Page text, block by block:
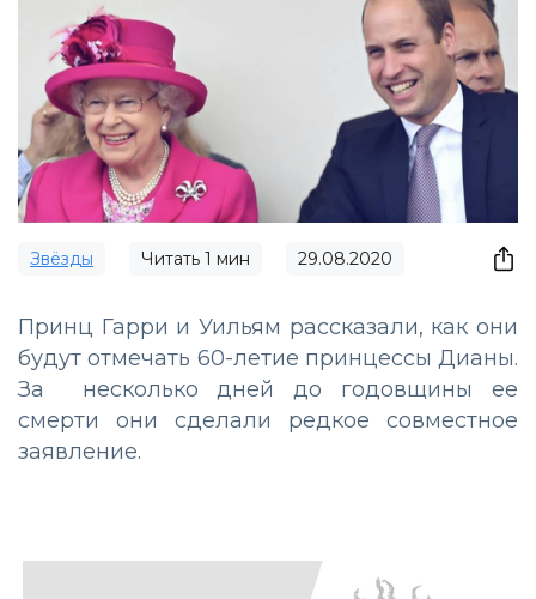
Звёзды Читать 1 мин 29.08.2020
Принц Гарри и Уильям рассказали, как они
будут отмечать 60-летие принцессы Дианы.
За несколько дней до годовщины ее
смерти они сделали редкое совместное
заявление.